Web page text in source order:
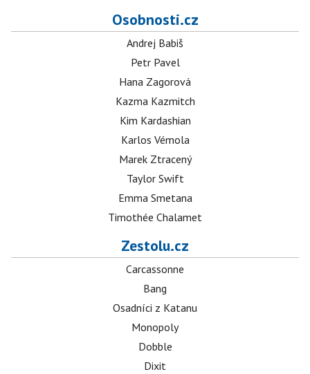
Osobnosti.cz
Andrej Babiš
Petr Pavel
Hana Zagorová
Kazma Kazmitch
Kim Kardashian
Karlos Vémola
Marek Ztracený
Taylor Swift
Emma Smetana
Timothée Chalamet
Zestolu.cz
Carcassonne
Bang
Osadníci z Katanu
Monopoly
Dobble
Dixit